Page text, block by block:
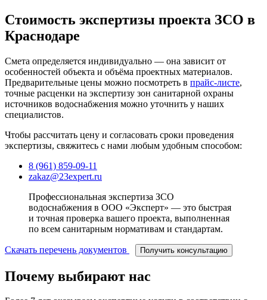
Стоимость экспертизы проекта ЗСО в
Краснодаре
Смета определяется индивидуально — она зависит от
особенностей объекта и объёма проектных материалов.
Предварительные цены можно посмотреть в прайс-листе,
точные расценки на экспертизу зон санитарной охраны
источников водоснабжения можно уточнить у наших
специалистов.
Чтобы рассчитать цену и согласовать сроки проведения
экспертизы, свяжитесь с нами любым удобным способом:
8 (961) 859-09-11
zakaz@23expert.ru
Профессиональная экспертиза ЗСО
водоснабжения в ООО «Эксперт» — это быстрая
и точная проверка вашего проекта, выполненная
по всем санитарным нормативам и стандартам.
Скачать перечень документов Получить консультацию
Почему выбирают нас